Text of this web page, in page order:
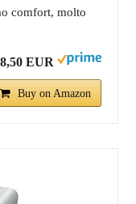
comfort, molto
EUR
Buy on Amazon